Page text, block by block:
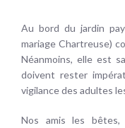
Au bord du jardin
mariage Chartreuse)
Néanmoins, elle est
doivent rester
vigilance des adultes
Nos amis les